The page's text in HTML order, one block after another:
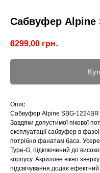
Сабвуфер Alpine
6299,00 грн.
Опис
Сабвуфер Alpine SBG-1224BR
Завдяки допустимої пікової
експлуатації сабвуфер в
потрібно фанатам баса.
Type-G, підключений до
корпусу. Акрилове вікно
підсвічування додає